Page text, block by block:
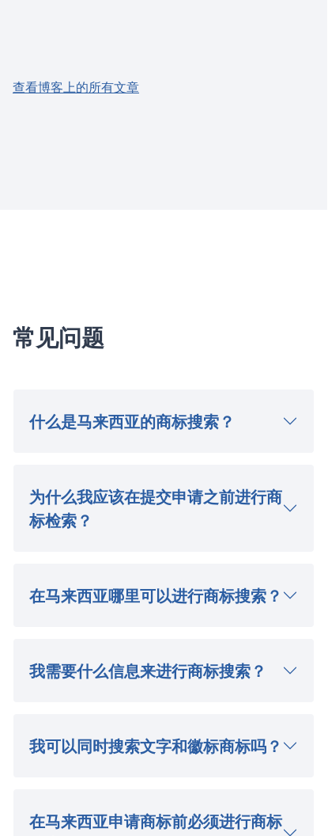
查看博客上的所有文章
常见问题
什么是马来西亚的商标搜索？
为什么我应该在提交申请之前进行商
标检索？
在马来西亚哪里可以进行商标搜索？
我需要什么信息来进行商标搜索？
我可以同时搜索文字和徽标商标吗？
在马来西亚申请商标前必须进行商标